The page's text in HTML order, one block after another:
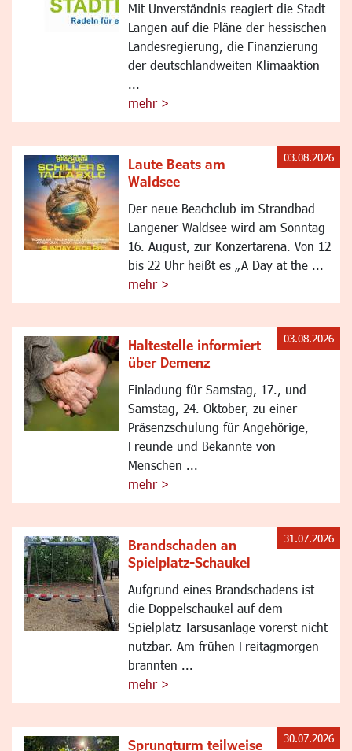
Mit Unverständnis reagiert die Stadt
Langen auf die Pläne der hessischen
Landesregierung, die Finanzierung
der deutschlandweiten Klimaaktion
...
mehr >
Laute Beats am
Waldsee
Der neue Beachclub im Strandbad
Langener Waldsee wird am Sonntag
16. August, zur Konzertarena. Von 12
bis 22 Uhr heißt es „A Day at the ...
mehr >
03.08.2026
Haltestelle informiert
über Demenz
Einladung für Samstag, 17., und
Samstag, 24. Oktober, zu einer
Präsenzschulung für Angehörige,
Freunde und Bekannte von
Menschen ...
mehr >
03.08.2026
Brandschaden an
Spielplatz-Schaukel
Aufgrund eines Brandschadens ist
die Doppelschaukel auf dem
Spielplatz Tarsusanlage vorerst nicht
nutzbar. Am frühen Freitagmorgen
brannten ...
mehr >
31.07.2026
Sprungturm teilweise 30.07.2026